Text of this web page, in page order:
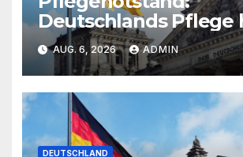
Deutschlands Pflege
am Ausland – doch
Fachkräfte gehen
AUG. 6, 2026 ADMIN
DEUTSCHLAND